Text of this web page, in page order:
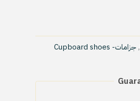
, جزامات- Cupboard shoes